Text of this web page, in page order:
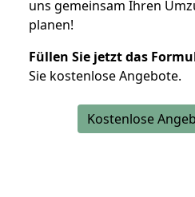
uns gemeinsam Ihren
planen!
Füllen Sie jetzt das
Sie kostenlose Angebote.
Kostenlose